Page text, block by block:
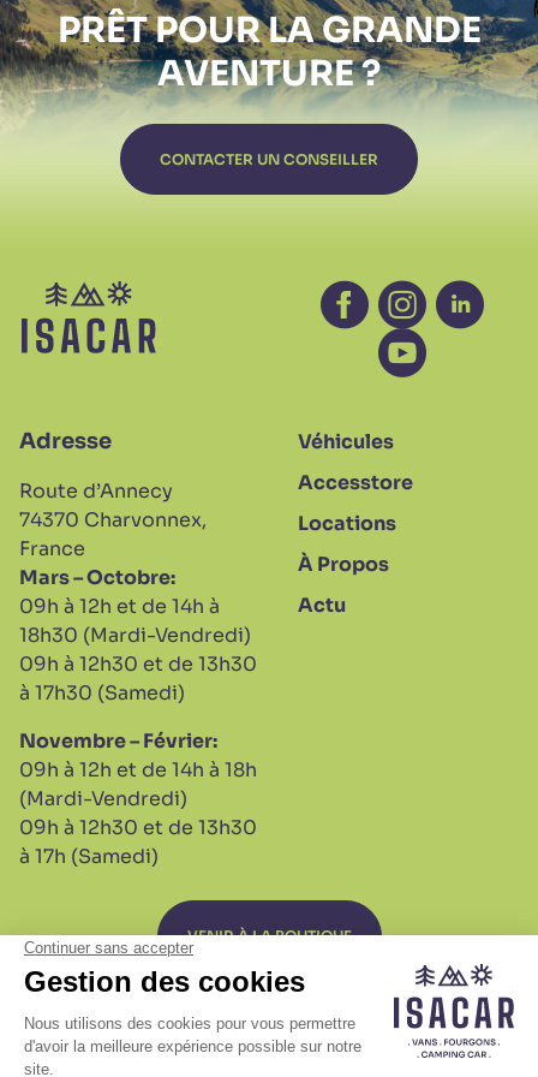
PRÊT POUR LAGRANDE
AVENTURE ?
CONTACTER UN CONSEILLER
Facebook -
Instagram -
Linkedin
Youtube -
Adresse
Route d’Annecy
74370 Charvonnex,
France
Mars – Octobre:
09h à 12h et de 14h à
18h30 (Mardi-Vendredi)
09h à 12h30 et de 13h30
à 17h30 (Samedi)
Novembre – Février:
09h à 12h et de 14h à 18h
(Mardi-Vendredi)
09h à 12h30 et de 13h30
à 17h (Samedi)
Véhicules
Accesstore
Locations
À Propos
Actu
VENIR À LA BOUTIQUE
S.A.V Plan de site
Mentions légales